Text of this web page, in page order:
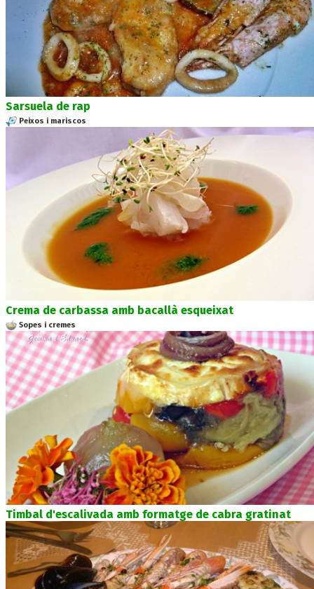
Sarsuela de rap
Peixos i mariscos
Crema de carbassa amb bacallà esqueixat
Sopes i cremes
Timbal d'escalivada amb formatge de cabra gratinat